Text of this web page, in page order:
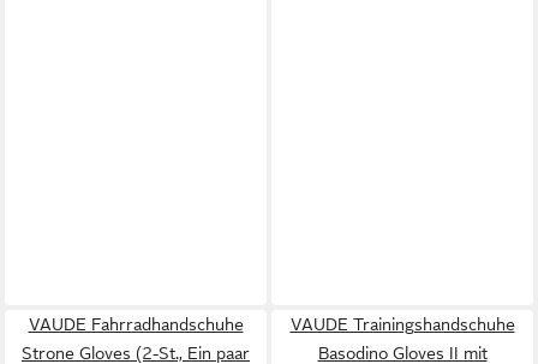
VAUDE Fahrradhandschuhe
Strone Gloves (2-St., Ein paar
VAUDE Trainingshandschuhe
Basodino Gloves II mit